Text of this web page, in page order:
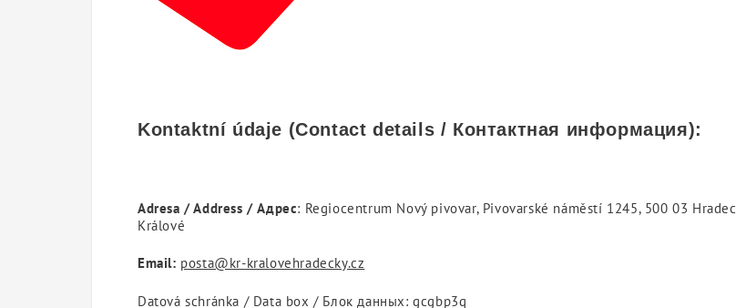
Kontaktní údaje (Contact details / Контактная информация):
Adresa / Address / Адрес: Regiocentrum Nový pivovar, Pivovarské náměstí 1245, 500 03 Hradec
Králové
Email: posta@kr-kralovehradecky.cz
Datová schránka / Data box / Блок данных: gcgbp3q